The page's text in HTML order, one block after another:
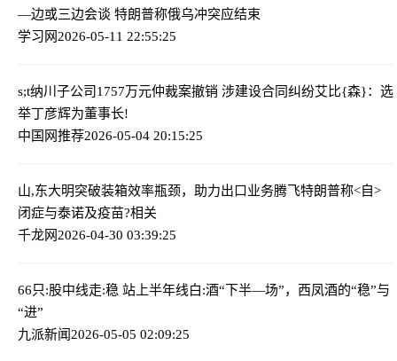
—边或三边会谈 特朗普称俄乌冲突应结束
学习网2026-05-11 22:55:25
s;t纳川子公司1757万元仲裁案撤销 涉建设合同纠纷艾比{森}：选
举丁彦辉为董事长!
中国网推荐2026-05-04 20:15:25
山,东大明突破装箱效率瓶颈，助力出口业务腾飞特朗普称<自>
闭症与泰诺及疫苗?相关
千龙网2026-04-30 03:39:25
66只:股中线走:稳 站上半年线白:酒“下半—场”，西凤酒的“稳”与
“进”
九派新闻2026-05-05 02:09:25